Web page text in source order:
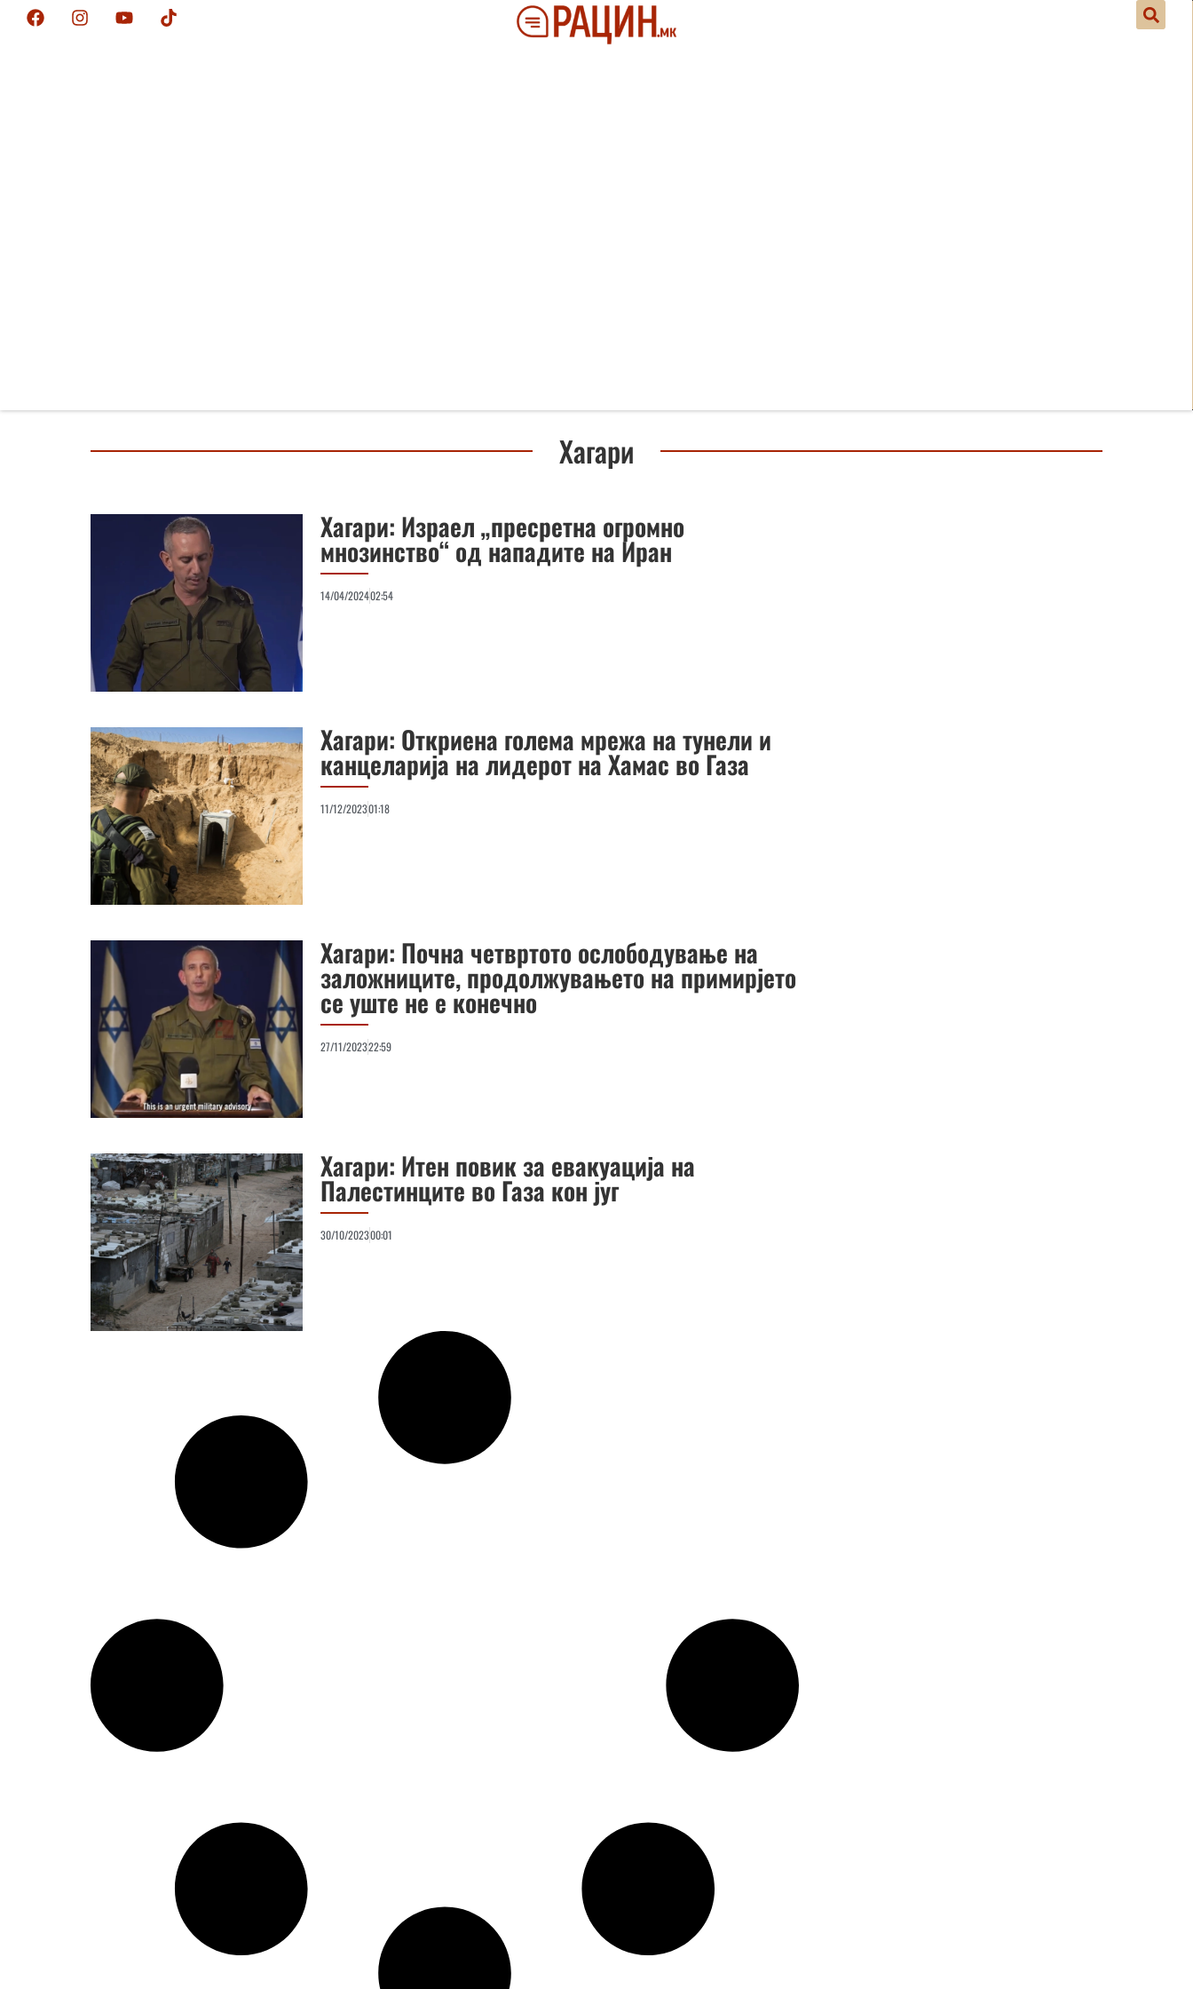
Хагари
Хагари: Израел „пресретна огромно
мнозинство“ од нападите на Иран
14/04/202402:54
Хагари: Откриена голема мрежа на тунели и
канцеларија на лидерот на Хамас во Газа
11/12/202301:18
Хагари: Почна четвртото ослободување на
заложниците, продолжувањето на примирјето
се уште не е конечно
27/11/202322:59
Хагари: Итен повик за евакуација на
Палестинците во Газа кон југ
30/10/202300:01